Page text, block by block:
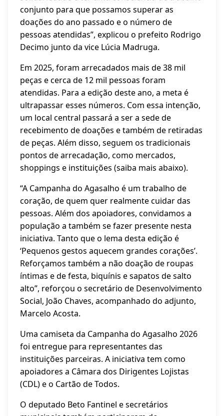
conjunto para que possamos superar as
doações do ano passado e o número de
pessoas atendidas”, explicou o prefeito Rodrigo
Decimo junto da vice Lúcia Madruga.
Em 2025, foram arrecadados mais de 38 mil
peças e cerca de 12 mil pessoas foram
atendidas. Para a edição deste ano, a meta é
ultrapassar esses números. Com essa intenção,
um local central passará a ser a sede de
recebimento de doações e também de retiradas
de peças. Além disso, seguem os tradicionais
pontos de arrecadação, como mercados,
shoppings e instituições (saiba mais abaixo).
“A Campanha do Agasalho é um trabalho de
coração, de quem quer realmente cuidar das
pessoas. Além dos apoiadores, convidamos a
população a também se fazer presente nesta
iniciativa. Tanto que o lema desta edição é
‘Pequenos gestos aquecem grandes corações’.
Reforçamos também a não doação de roupas
íntimas e de festa, biquínis e sapatos de salto
alto”, reforçou o secretário de Desenvolvimento
Social, João Chaves, acompanhado do adjunto,
Marcelo Acosta.
Uma camiseta da Campanha do Agasalho 2026
foi entregue para representantes das
instituições parceiras. A iniciativa tem como
apoiadores a Câmara dos Dirigentes Lojistas
(CDL) e o Cartão de Todos.
O deputado Beto Fantinel e secretários